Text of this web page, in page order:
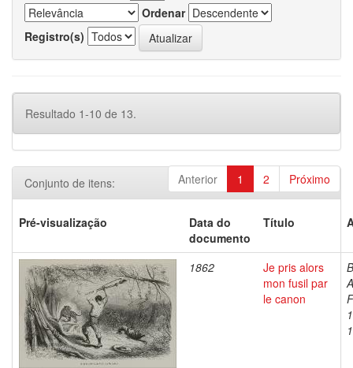
Ordenar
Registro(s)
Resultado 1-10 de 13.
Anterior 1 2 Próximo
Conjunto de itens:
Pré-visualização
Data do
documento
Título
1862
Je pris alors
mon fusil par
le canon